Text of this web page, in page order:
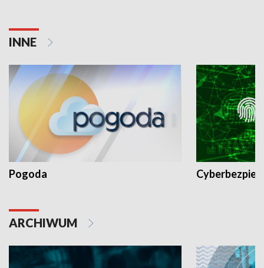
INNE
Pogoda
ARCHIWUM